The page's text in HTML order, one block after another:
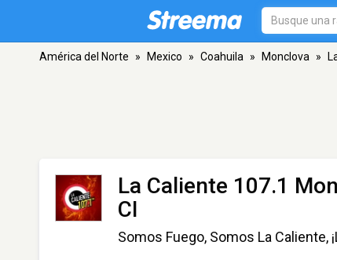
América del Norte » Mexico » Coahuila » Monclova »
La Caliente 107.1
CI
Somos Fuego, Somos La Caliente,